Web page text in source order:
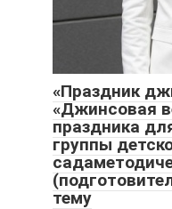
«Праздник
«Джинсовая
праздника
группы
тему